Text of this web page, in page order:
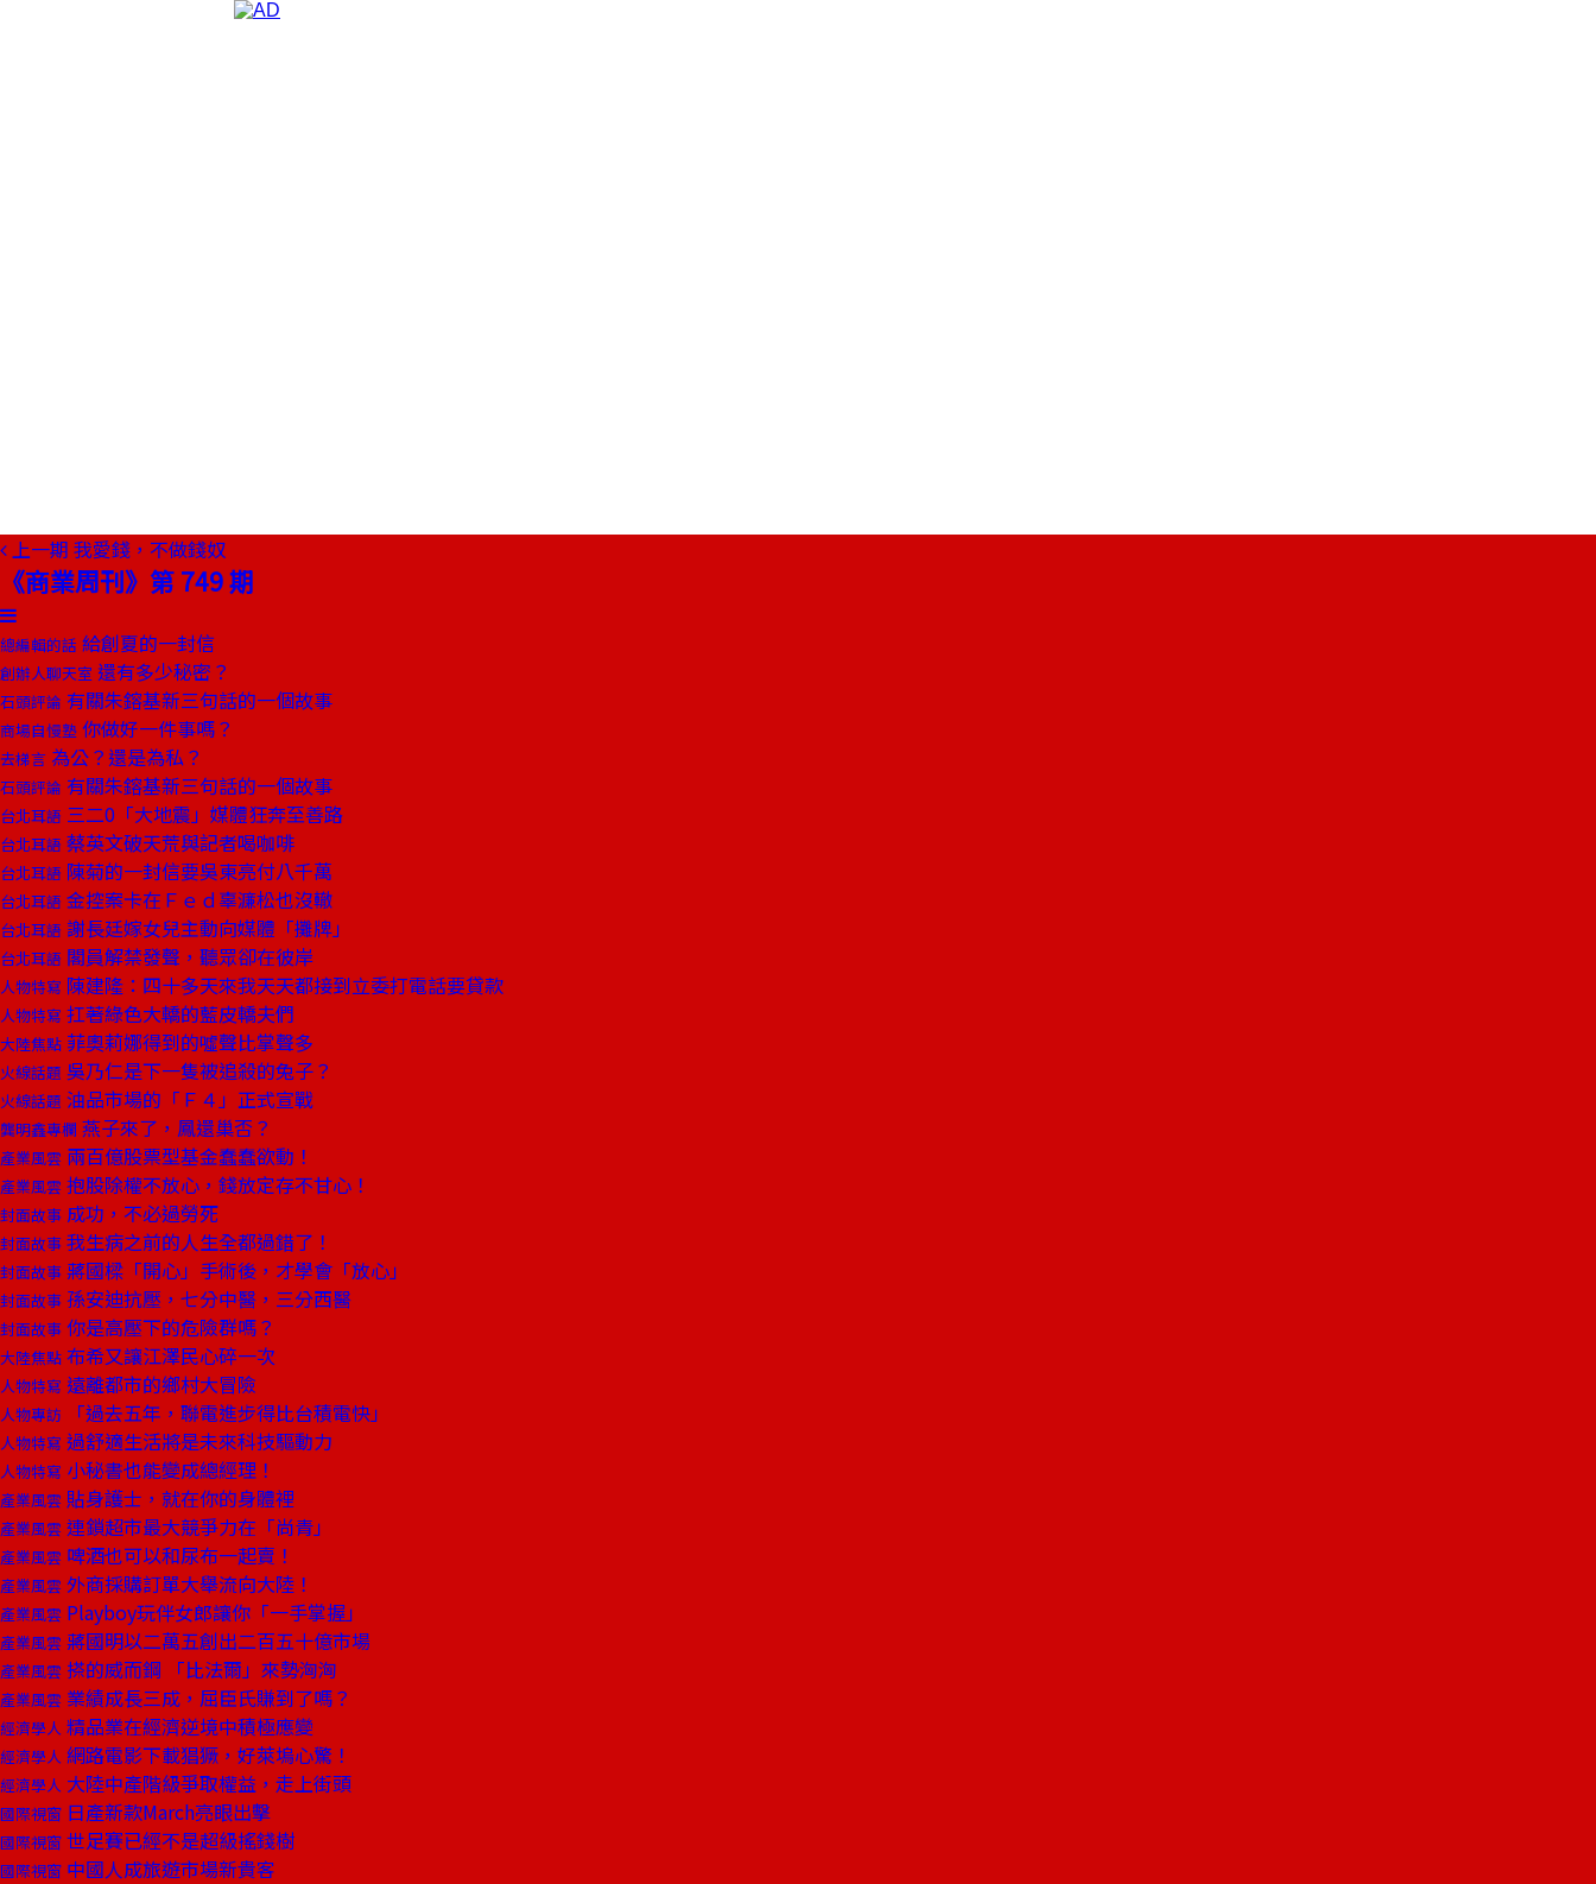
上一期 我愛錢，不做錢奴
《商業周刊》第 749 期
總編輯的話 給創夏的一封信
創辦人聊天室 還有多少秘密？
石頭評論 有關朱鎔基新三句話的一個故事
商場自慢塾 你做好一件事嗎？
去梯言 為公？還是為私？
石頭評論 有關朱鎔基新三句話的一個故事
台北耳語 三二0「大地震」媒體狂奔至善路
台北耳語 蔡英文破天荒與記者喝咖啡
台北耳語 陳菊的一封信要吳東亮付八千萬
台北耳語 金控案卡在Ｆｅｄ辜濂松也沒轍
台北耳語 謝長廷嫁女兒主動向媒體「攤牌」
台北耳語 閣員解禁發聲，聽眾卻在彼岸
人物特寫 陳建隆：四十多天來我天天都接到立委打電話要貸款
人物特寫 扛著綠色大轎的藍皮轎夫們
大陸焦點 菲奧莉娜得到的噓聲比掌聲多
火線話題 吳乃仁是下一隻被追殺的兔子？
火線話題 油品市場的「Ｆ４」正式宣戰
龔明鑫專欄 燕子來了，鳳還巢否？
產業風雲 兩百億股票型基金蠢蠢欲動！
產業風雲 抱股除權不放心，錢放定存不甘心！
封面故事 成功，不必過勞死
封面故事 我生病之前的人生全都過錯了！
封面故事 蔣國樑「開心」手術後，才學會「放心」
封面故事 孫安迪抗壓，七分中醫，三分西醫
封面故事 你是高壓下的危險群嗎？
大陸焦點 布希又讓江澤民心碎一次
人物特寫 遠離都市的鄉村大冒險
人物專訪 「過去五年，聯電進步得比台積電快」
人物特寫 過舒適生活將是未來科技驅動力
人物特寫 小秘書也能變成總經理！
產業風雲 貼身護士，就在你的身體裡
產業風雲 連鎖超市最大競爭力在「尚青」
產業風雲 啤酒也可以和尿布一起賣！
產業風雲 外商採購訂單大舉流向大陸！
產業風雲 Playboy玩伴女郎讓你「一手掌握」
產業風雲 蔣國明以二萬五創出二百五十億市場
產業風雲 搽的威而鋼 「比法爾」來勢洶洶
產業風雲 業績成長三成，屈臣氏賺到了嗎？
經濟學人 精品業在經濟逆境中積極應變
經濟學人 網路電影下載猖獗，好萊塢心驚！
經濟學人 大陸中產階級爭取權益，走上街頭
國際視窗 日產新款March亮眼出擊
國際視窗 世足賽已經不是超級搖錢樹
國際視窗 中國人成旅遊市場新貴客